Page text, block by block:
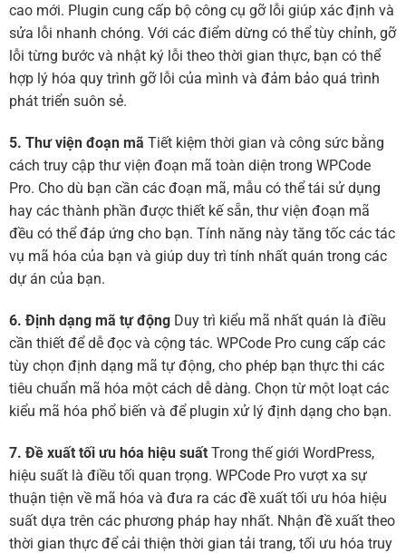
cao mới. Plugin cung cấp bộ công cụ gỡ lỗi giúp xác định và
sửa lỗi nhanh chóng. Với các điểm dừng có thể tùy chỉnh, gỡ
lỗi từng bước và nhật ký lỗi theo thời gian thực, bạn có thể
hợp lý hóa quy trình gỡ lỗi của mình và đảm bảo quá trình
phát triển suôn sẻ.
5. Thư viện đoạn mã Tiết kiệm thời gian và công sức bằng
cách truy cập thư viện đoạn mã toàn diện trong WPCode
Pro. Cho dù bạn cần các đoạn mã, mẫu có thể tái sử dụng
hay các thành phần được thiết kế sẵn, thư viện đoạn mã
đều có thể đáp ứng cho bạn. Tính năng này tăng tốc các tác
vụ mã hóa của bạn và giúp duy trì tính nhất quán trong các
dự án của bạn.
6. Định dạng mã tự động Duy trì kiểu mã nhất quán là điều
cần thiết để dễ đọc và cộng tác. WPCode Pro cung cấp các
tùy chọn định dạng mã tự động, cho phép bạn thực thi các
tiêu chuẩn mã hóa một cách dễ dàng. Chọn từ một loạt các
kiểu mã hóa phổ biến và để plugin xử lý định dạng cho bạn.
7. Đề xuất tối ưu hóa hiệu suất Trong thế giới WordPress,
hiệu suất là điều tối quan trọng. WPCode Pro vượt xa sự
thuận tiện về mã hóa và đưa ra các đề xuất tối ưu hóa hiệu
suất dựa trên các phương pháp hay nhất. Nhận đề xuất theo
thời gian thực để cải thiện thời gian tải trang, tối ưu hóa truy